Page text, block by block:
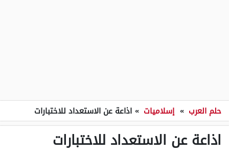
حلم العرب » إسلاميات » اذاعة عن الاستعداد للاختبارات
اذاعة عن الاستعداد للاختبارات